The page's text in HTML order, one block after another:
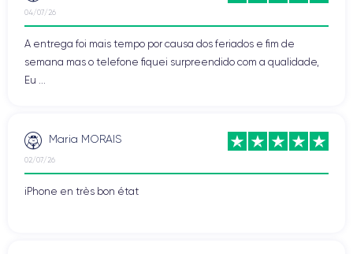
04/07/26
A entrega foi mais tempo por causa dos feriados e fim de
semana mas o telefone fiquei surpreendido com a qualidade,
Eu ...
Maria MORAIS
02/07/26
iPhone en très bon état